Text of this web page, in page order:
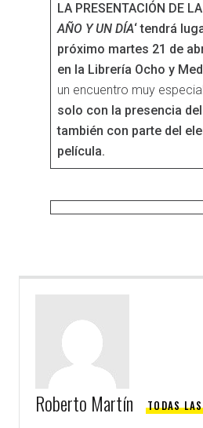
LA PRESENTACIÓN DE
AÑO Y UN DÍA‘ tendrá
próximo martes 21 de
en la Librería Ocho y
un encuentro muy
solo con la presencia
también con parte del
película.
Roberto Martín TODAS